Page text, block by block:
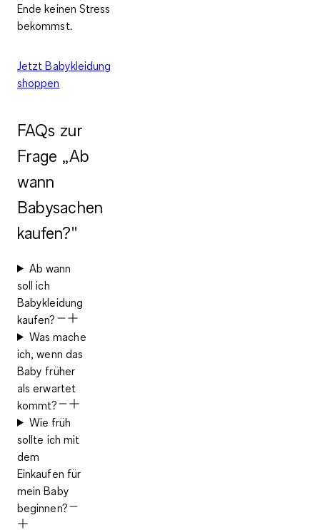
Ende keinen Stress
bekommst.
Jetzt Babykleidung
shoppen
FAQs zur
Frage „Ab
wann
Babysachen
kaufen?"
Ab wann
soll ich
Babykleidung
kaufen?
Was mache
ich, wenn das
Baby früher
als erwartet
kommt?
Wie früh
sollte ich mit
dem
Einkaufen für
mein Baby
beginnen?